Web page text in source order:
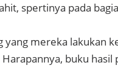
spertinya pada
yang mereka lakukan
buku hasil